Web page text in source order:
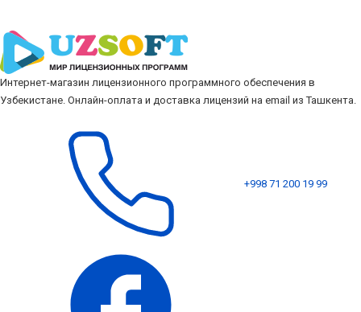
Интернет-магазин лицензионного программного обеспечения в
Узбекистане. Онлайн-оплата и доставка лицензий на email из Ташкента.
+998 71 200 19 99